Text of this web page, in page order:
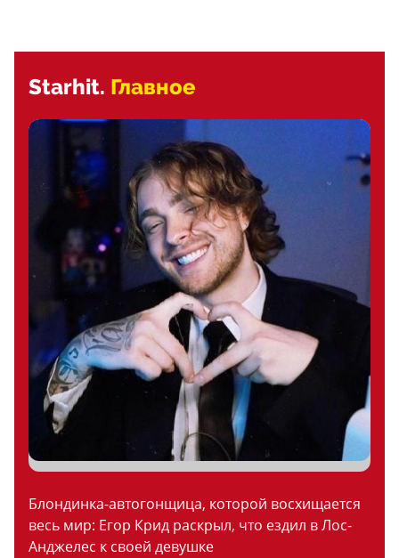
Starhit. Главное
Блондинка-автогонщица, которой восхищается
весь мир: Егор Крид раскрыл, что ездил в Лос-
Анджелес к своей девушке